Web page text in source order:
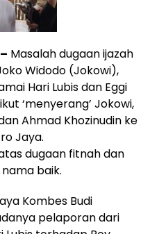
Masalah dugaan ijazah
Widodo (Jokowi),
Hari Lubis dan Eggi
‘menyerang’ Jokowi,
Ahmad Khozinudin ke
Jaya.
dugaan fitnah dan
baik.
Kombes Budi
pelaporan dari